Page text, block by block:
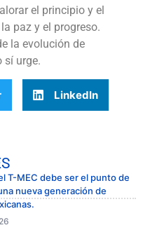
el principio y el
paz y el progreso.
la evolución de
sí urge.
LinkedIn
T-MEC debe ser el punto de
nueva generación de